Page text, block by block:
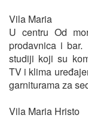
Vila Maria
U centru Od
prodavnica i
studiji koji su
TV i klima
garniturama za
Vila Maria Hristo